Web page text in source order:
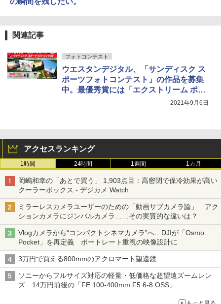
関連記事
フォトコンテスト
ウエスタンデジタル、「サンディスク ス
ポーツフォトコンテスト」の作品を募集
中。最優秀賞には「エクストリーム ポー
2021年9月6日
アクセスランキング
1時間 24時間 1週間 1カ月
岡嶋和幸の「あとで買う」 1,903点目：高密閉で保冷効果が高い
クーラーボックス - デジカメ Watch
ミラーレスカメラユーザーのための「動画サブカメラ論」 アク
ションカメラにジンバルカメラ……その実質的な違いは？
Vlogカメラから“コンパクトシネマカメラ”へ…DJIが「Osmo
Pocket」を再定義 ポートレート重視の映像設計に
3万円で買える800mmのアクロマート望遠鏡
ソニーからフルサイズ対応の軽量・低価格な超望遠ズームレン
ズ 14万円前後の「FE 100-400mm F5.6-8 OSS」